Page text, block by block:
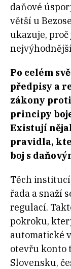
daňové
větší u
ukazuje,
Po celém
předpisy a
zákony
principy
Existují
pravidla,
boj s
Těch
řada a snaží
regulací.
pokroku,
automatické
otevřu konto
Slovensku,